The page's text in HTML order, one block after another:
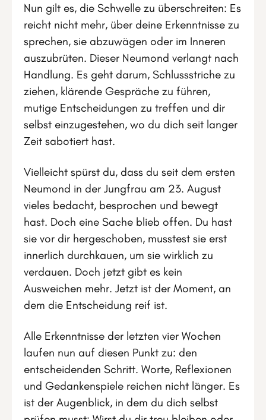
Nun gilt es, die Schwelle zu überschreiten: Es
reicht nicht mehr, über deine Erkenntnisse zu
sprechen, sie abzuwägen oder im Inneren
auszubrüten. Dieser Neumond verlangt nach
Handlung. Es geht darum, Schlussstriche zu
ziehen, klärende Gespräche zu führen,
mutige Entscheidungen zu treffen und dir
selbst einzugestehen, wo du dich seit langer
Zeit sabotiert hast.
Vielleicht spürst du, dass du seit dem ersten
Neumond in der Jungfrau am 23. August
vieles bedacht, besprochen und bewegt
hast. Doch eine Sache blieb offen. Du hast
sie vor dir hergeschoben, musstest sie erst
innerlich durchkauen, um sie wirklich zu
verdauen. Doch jetzt gibt es kein
Ausweichen mehr. Jetzt ist der Moment, an
dem die Entscheidung reif ist.
Alle Erkenntnisse der letzten vier Wochen
laufen nun auf diesen Punkt zu: den
entscheidenden Schritt. Worte, Reflexionen
und Gedankenspiele reichen nicht länger. Es
ist der Augenblick, in dem du dich selbst